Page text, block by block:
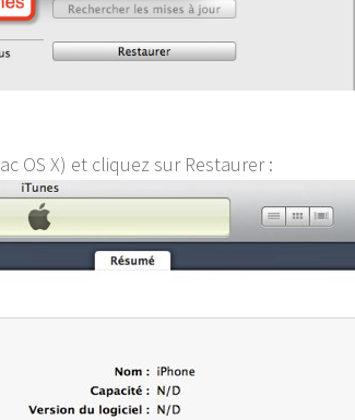
OS X) et cliquez sur Restaurer :